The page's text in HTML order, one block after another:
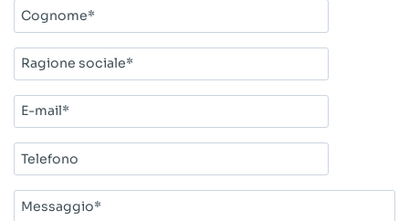
Cognome*
Ragione
sociale*
E-
mail*
Telefono
Messaggio*